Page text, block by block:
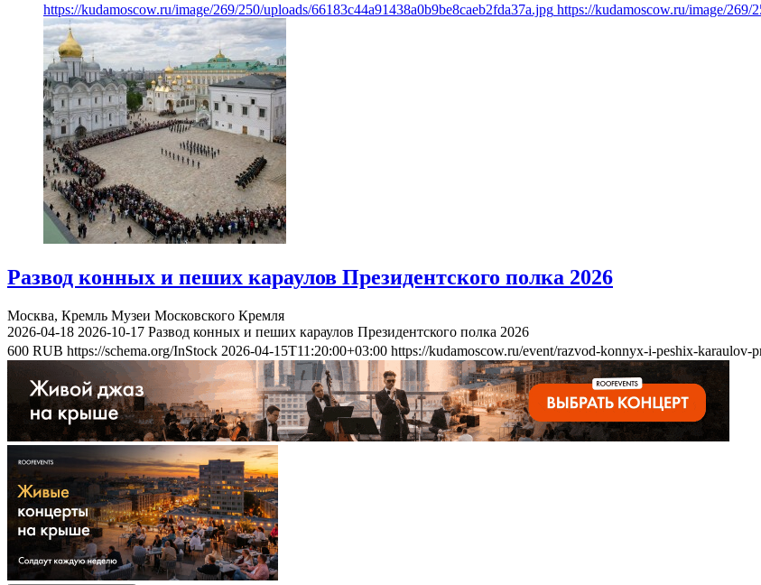
https://kudamoscow.ru/image/269/250/uploads/66183c44a91438a0b9be8caeb2fda37a.jpg https://kudamoscow.ru/image/269/
Развод конных и пеших караулов Президентского полка 2026
Москва, Кремль Музеи Московского Кремля
2026-04-18 2026-10-17 Развод конных и пеших караулов Президентского полка 2026
600 RUB https://schema.org/InStock 2026-04-15T11:20:00+03:00 https://kudamoscow.ru/event/razvod-konnyx-i-peshix-karaulov-